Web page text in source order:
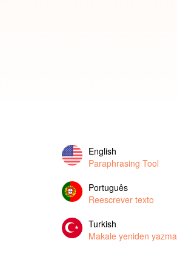
English
Paraphrasing Tool
Português
Reescrever texto
Turkish
Makale yeniden yazma